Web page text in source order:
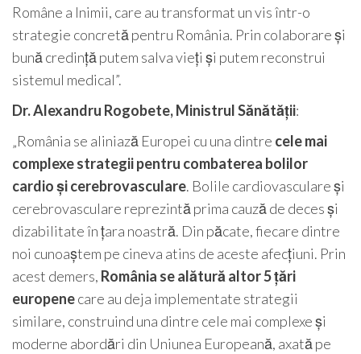
Române a Inimii, care au transformat un vis într-o
strategie concretă pentru România. Prin colaborare și
bună credință putem salva vieți și putem reconstrui
sistemul medical”.
Dr. Alexandru Rogobete, Ministrul Sănătății:
„România se aliniază Europei cu una dintre cele mai
complexe strategii pentru combaterea bolilor
cardio și cerebrovasculare. Bolile cardiovasculare și
cerebrovasculare reprezintă prima cauză de deces și
dizabilitate în țara noastră. Din păcate, fiecare dintre
noi cunoaștem pe cineva atins de aceste afecțiuni. Prin
acest demers, România se alătură altor 5 țări
europenecare au deja implementate strategii
similare, construind una dintre cele mai complexe și
moderne abordări din Uniunea Europeană, axată pe